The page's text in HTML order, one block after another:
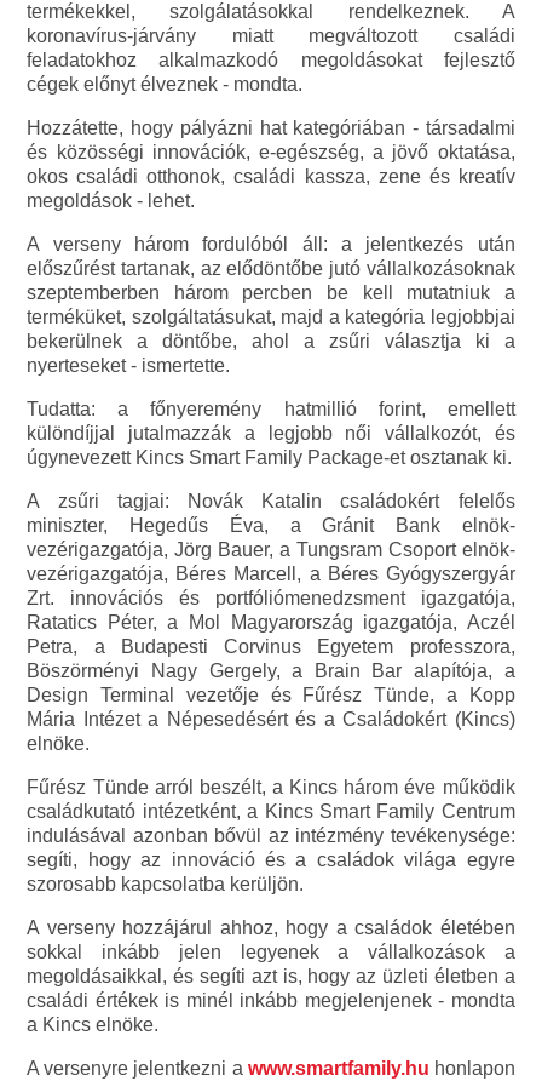
termékekkel, szolgálatásokkal rendelkeznek. A
koronavírus-járvány miatt megváltozott családi
feladatokhoz alkalmazkodó megoldásokat fejlesztő
cégek előnyt élveznek - mondta.
Hozzátette, hogy pályázni hat kategóriában - társadalmi
és közösségi innovációk, e-egészség, a jövő oktatása,
okos családi otthonok, családi kassza, zene és kreatív
megoldások - lehet.
A verseny három fordulóból áll: a jelentkezés után
előszűrést tartanak, az elődöntőbe jutó vállalkozásoknak
szeptemberben három percben be kell mutatniuk a
terméküket, szolgáltatásukat, majd a kategória legjobbjai
bekerülnek a döntőbe, ahol a zsűri választja ki a
nyerteseket - ismertette.
Tudatta: a főnyeremény hatmillió forint, emellett
különdíjjal jutalmazzák a legjobb női vállalkozót, és
úgynevezett Kincs Smart Family Package-et osztanak ki.
A zsűri tagjai: Novák Katalin családokért felelős
miniszter, Hegedűs Éva, a Gránit Bank elnök-
vezérigazgatója, Jörg Bauer, a Tungsram Csoport elnök-
vezérigazgatója, Béres Marcell, a Béres Gyógyszergyár
Zrt. innovációs és portfóliómenedzsment igazgatója,
Ratatics Péter, a Mol Magyarország igazgatója, Aczél
Petra, a Budapesti Corvinus Egyetem professzora,
Böszörményi Nagy Gergely, a Brain Bar alapítója, a
Design Terminal vezetője és Fűrész Tünde, a Kopp
Mária Intézet a Népesedésért és a Családokért (Kincs)
elnöke.
Fűrész Tünde arról beszélt, a Kincs három éve működik
családkutató intézetként, a Kincs Smart Family Centrum
indulásával azonban bővül az intézmény tevékenysége:
segíti, hogy az innováció és a családok világa egyre
szorosabb kapcsolatba kerüljön.
A verseny hozzájárul ahhoz, hogy a családok életében
sokkal inkább jelen legyenek a vállalkozások a
megoldásaikkal, és segíti azt is, hogy az üzleti életben a
családi értékek is minél inkább megjelenjenek - mondta
a Kincs elnöke.
A versenyre jelentkezni a www.smartfamily.hu honlapon